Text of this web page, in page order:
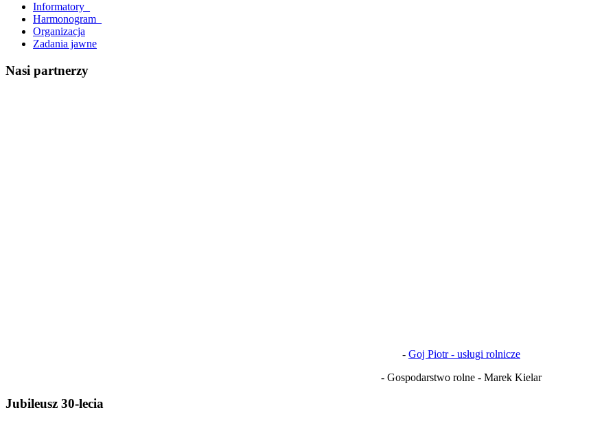
Informatory_
Harmonogram_
Organizacja
Zadania jawne
Nasi partnerzy
- Goj Piotr - usługi rolnicze
- Gospodarstwo rolne - Marek Kielar
Jubileusz 30-lecia